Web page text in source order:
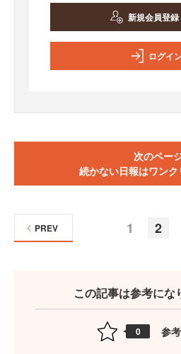
新規会員登録
ログイ
次のペー
続かない日報はワン
1 2
PREV
この記事は参考にな
0 参